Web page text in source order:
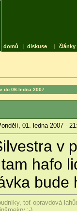
domů | diskuse | články
do 06.ledna 2007
01. ledna 2007 -
v
hafo
bude
toť opravdová